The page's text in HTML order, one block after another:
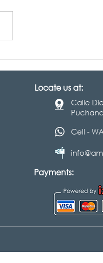
Locate us at:
Calle
Cell -
Payments: